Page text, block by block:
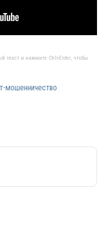
текст и нажмите Ctrl+Enter, чтобы
мошенничество